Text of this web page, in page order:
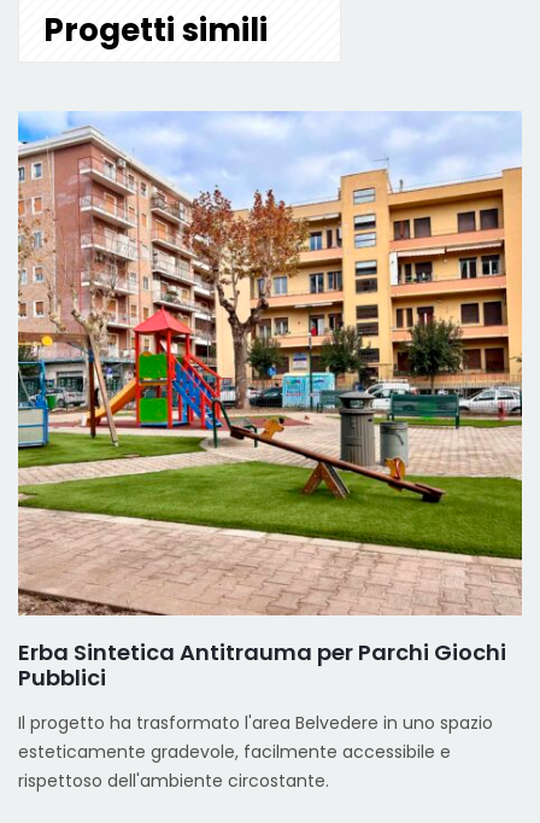
Progetti simili
Erba Sintetica Antitrauma per Parchi Giochi
Pubblici
Il progetto ha trasformato l'area Belvedere in uno spazio
esteticamente gradevole, facilmente accessibile e
rispettoso dell'ambiente circostante.